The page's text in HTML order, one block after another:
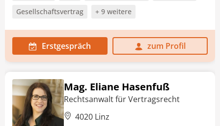
Gesellschaftsvertrag
+ 9 weitere
Erstgespräch zum Profil
Mag. Eliane Hasenfuß
Rechtsanwalt für Vertragsrecht
4020 Linz